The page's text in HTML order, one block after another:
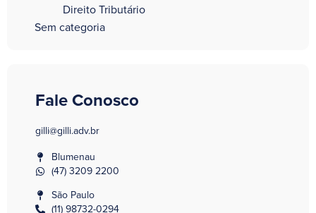
Direito Tributário
Sem categoria
Fale Conosco
gilli@gilli.adv.br
Blumenau
(47) 3209 2200
São Paulo
(11) 98732-0294